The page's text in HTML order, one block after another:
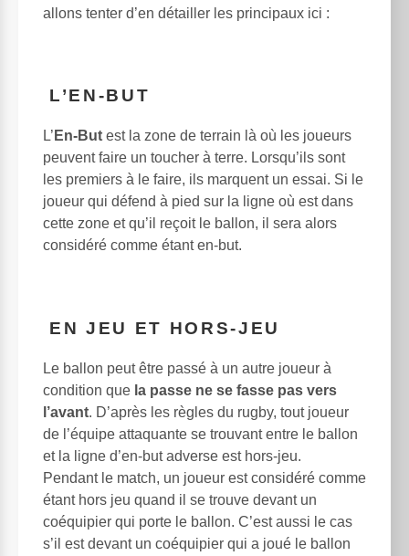
allons tenter d’en détailler les principaux ici :
L’EN-BUT
L’ En-But est la zone de terrain là où les joueurs
peuvent faire un toucher à terre. Lorsqu’ils sont
les premiers à le faire, ils marquent un essai. Si le
joueur qui défend à pied sur la ligne où est dans
cette zone et qu’il reçoit le ballon, il sera alors
considéré comme étant en-but.
EN JEU ET HORS-JEU
Le ballon peut être passé à un autre joueur à
condition que la passe ne se fasse pas vers
l’avant. D’après les règles du rugby, tout joueur
de l’équipe attaquante se trouvant entre le ballon
et la ligne d’en-but adverse est hors-jeu.
Pendant le match, un joueur est considéré comme
étant hors jeu quand il se trouve devant un
coéquipier qui porte le ballon. C’est aussi le cas
s’il est devant un coéquipier qui a joué le ballon